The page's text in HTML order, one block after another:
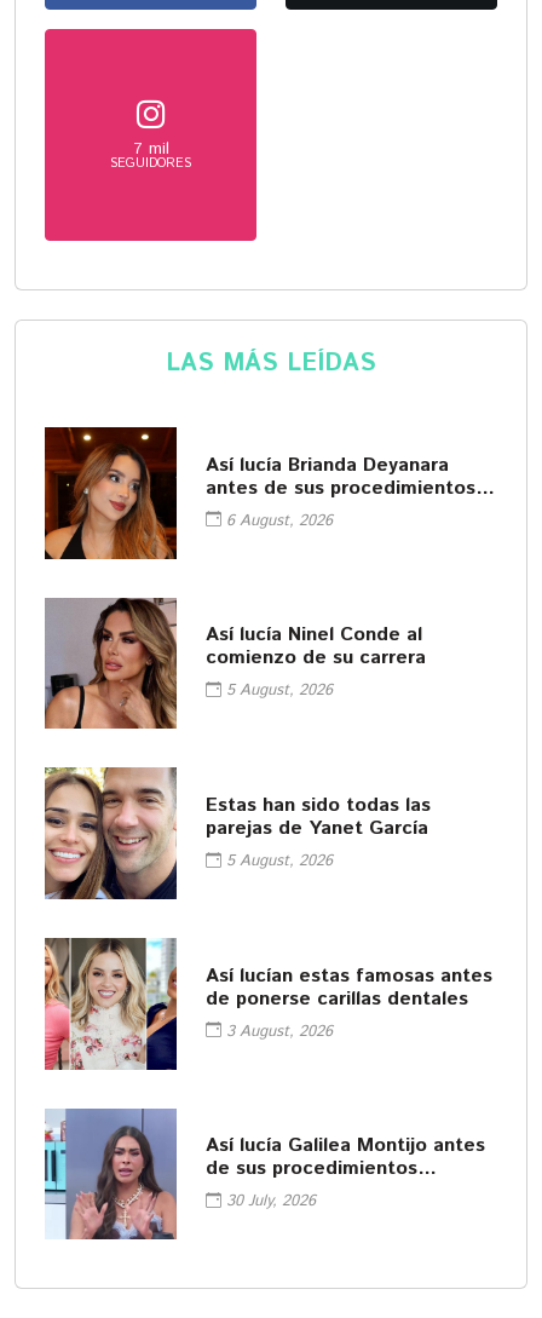
7 mil
SEGUIDORES
LAS MÁS LEÍDAS
Así lucía Brianda Deyanara
antes de sus procedimientos
cosméticos
6 August, 2026
Así lucía Ninel Conde al
comienzo de su carrera
5 August, 2026
Estas han sido todas las
parejas de Yanet García
5 August, 2026
Así lucían estas famosas antes
de ponerse carillas dentales
3 August, 2026
Así lucía Galilea Montijo antes
de sus procedimientos
cosméticos
30 July, 2026